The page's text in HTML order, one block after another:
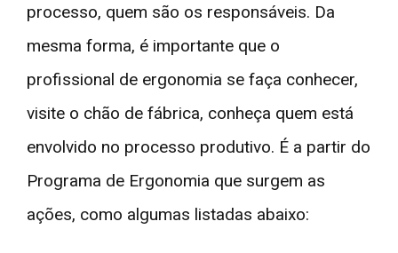
processo, quem são os responsáveis. Da
mesma forma, é importante que o
profissional de ergonomia se faça conhecer,
visite o chão de fábrica, conheça quem está
envolvido no processo produtivo. É a partir do
Programa de Ergonomia que surgem as
ações, como algumas listadas abaixo: